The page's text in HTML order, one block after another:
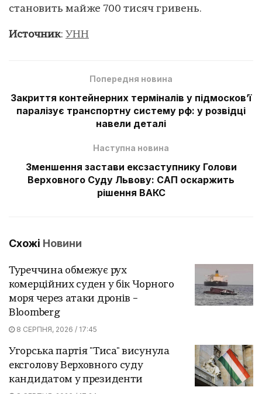
становить майже 700 тисяч гривень.
Источник: УНН
Попередня новина
Закриття контейнерних терміналів у підмосков’ї
паралізує транспортну систему рф: у розвідці
навели деталі
Наступна новина
Зменшення застави ексзаступнику Голови
Верховного Суду Львову: САП оскаржить
рішення ВАКС
Схожі Новини
Туреччина обмежує рух
комерційних суден у бік Чорного
моря через атаки дронів –
Bloomberg
8 СЕРПНЯ, 2026 / 17:45
Угорська партія "Тиса" висунула
ексголову Верховного суду
кандидатом у президенти